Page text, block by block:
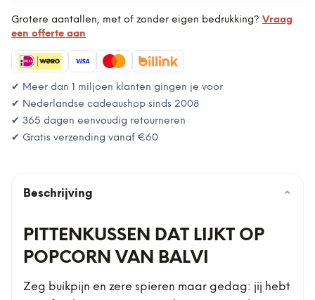
Grotere aantallen, met of zonder eigen bedrukking? Vraag
een offerte aan
✔ Meer dan 1 miljoen klanten gingen je voor
✔ Nederlandse cadeaushop sinds 2008
✔ 365 dagen eenvoudig retourneren
✔ Gratis verzending vanaf €60
Beschrijving ⌄
PITTENKUSSEN DAT LIJKT OP
POPCORN VAN BALVI
Zeg buikpijn en zere spieren maar gedag: jij hebt